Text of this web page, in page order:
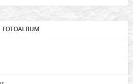
FOTOALBUM